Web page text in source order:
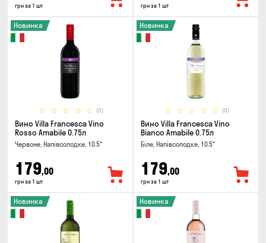
грн за 1 шт грн за 1 шт
(0)
Новинка
Вино Villa Francesca Vino
Rosso Amabile 0.75л
Червоне, Напівсолодке, 10.5°
179,00
грн за 1 шт
(0)
Новинка
Вино Villa Francesca Vino
Bianco Amabile 0.75л
Біле, Напівсолодке, 10.5°
179,00
грн за 1 шт
Новинка Новинка